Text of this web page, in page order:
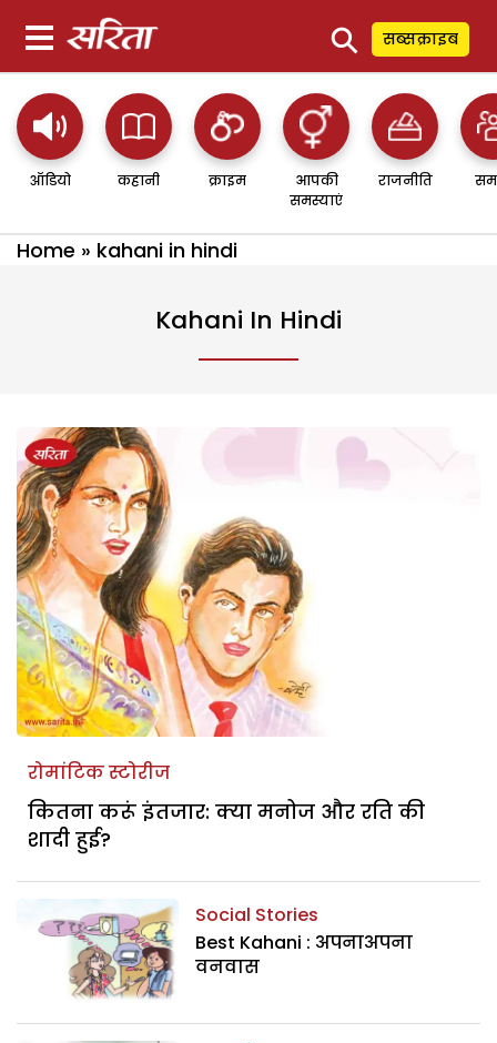
⚲ सब्सक्राइब
ऑडियो कहानी क्राइम
आपकी
समस्याएं
राजनीति
Home » kahani in hindi
Kahani In Hindi
रोमांटिक स्टोरीज
कितना करूं इंतजार: क्या मनोज और रति की
शादी हुई?
Social Stories
Best Kahani : अपनाअपना
वनवास